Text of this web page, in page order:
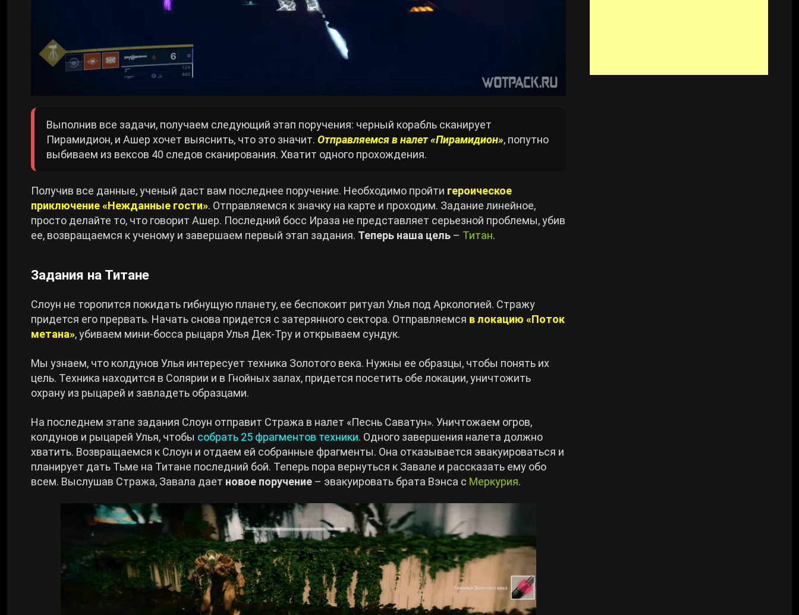
Выполнив все задачи, получаем следующий этап поручения: черный корабль сканирует
Пирамидион, и Ашер хочет выяснить, что это значит. Отправляемся в налет «Пирамидион», попутно
выбиваем из вексов 40 следов сканирования. Хватит одного прохождения.
Получив все данные, ученый даст вам последнее поручение. Необходимо пройти героическое
приключение «Нежданные гости». Отправляемся к значку на карте и проходим. Задание линейное,
просто делайте то, что говорит Ашер. Последний босс Ираза не представляет серьезной проблемы, убив
ее, возвращаемся к ученому и завершаем первый этап задания. Теперь наша цель – Титан.
Задания на Титане
Слоун не торопится покидать гибнущую планету, ее беспокоит ритуал Улья под Аркологией. Стражу
придется его прервать. Начать снова придется с затерянного сектора. Отправляемся в локацию «Поток
метана», убиваем мини-босса рыцаря Улья Дек-Тру и открываем сундук.
Мы узнаем, что колдунов Улья интересует техника Золотого века. Нужны ее образцы, чтобы понять их
цель. Техника находится в Солярии и в Гнойных залах, придется посетить обе локации, уничтожить
охрану из рыцарей и завладеть образцами.
На последнем этапе задания Слоун отправит Стража в налет «Песнь Саватун». Уничтожаем огров,
колдунов и рыцарей Улья, чтобы собрать 25 фрагментов техники. Одного завершения налета должно
хватить. Возвращаемся к Слоун и отдаем ей собранные фрагменты. Она отказывается эвакуироваться и
планирует дать Тьме на Титане последний бой. Теперь пора вернуться к Завале и рассказать ему обо
всем. Выслушав Стража, Завала дает новое поручение – эвакуировать брата Вэнса с Меркурия.